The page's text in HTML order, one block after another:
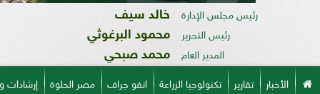
رئيس مجلس الإدارة خالد سيف
رئيس التحرير محمود البرغوثي
المدير العام محمد صبحي
الأخبار تقارير تكنولوجيا الزراعة انفو جراف مصر الحلوة